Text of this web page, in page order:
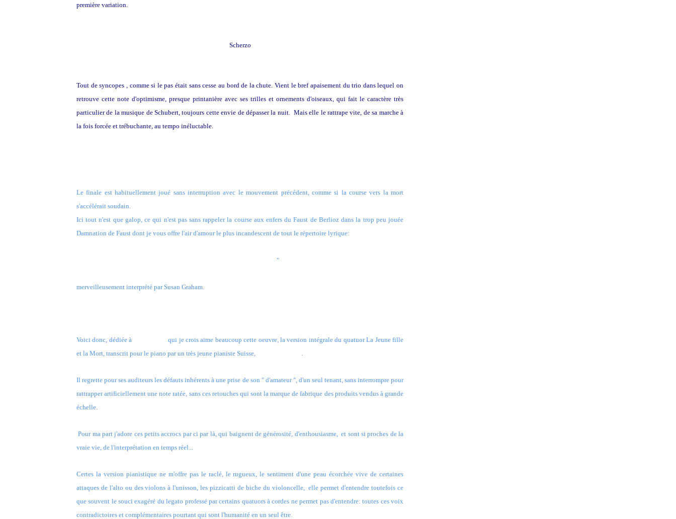
première variation.
Scherzo
Tout de syncopes , comme si le pas était sans cesse au bord de la chute. Vient le bref apaisement du trio dans lequel on
retrouve cette note d'optimisme, presque printanière avec ses trilles et ornements d'oiseaux, qui fait le caractère très
particulier de la musique de Schubert, toujours cette envie de dépasser la nuit. Mais elle le rattrape vite, de sa marche à
la fois forcée et trébuchante, au tempo inéluctable.
Le finale est habituellement joué sans interruption avec le mouvement précédent, comme si la course vers la mort
s'accélérait soudain.
Ici tout n'est que galop, ce qui n'est pas sans rappeler la course aux enfers du Faust de Berlioz dans la trop peu jouée
Damnation de Faust dont je vous offre l'air d'amour le plus incandescent de tout le répertoire lyrique:
"
merveilleusement interprété par Susan Graham.
Voici donc, dédiée à
qui je crois aime beaucoup cette oeuvre, la version intégrale du quatuor La Jeune fille
et la Mort, transcrit pour le piano par un très jeune pianiste Suisse,
Il regrette pour ses auditeurs les défauts inhérents à une prise de son " d'amateur ", d'un seul tenant, sans interrompre pour
rattrapper artificiellement une note ratée, sans ces retouches qui sont la marque de fabrique des produits vendus à grande
échelle.
Pour ma part j'adore ces petits accrocs par ci par là, qui baignent de générosité, d'enthousiasme, et sont si proches de la
vraie vie, de l'interprétation en temps réel...
Certes la version pianistique ne m'offre pas le raclé, le rugueux, le sentiment d'une peau écorchée vive de certaines
attaques de l'alto ou des violons à l'unisson, les pizzicatti de biche du violoncelle, elle permet d'entendre toutefois ce
que souvent le souci exagéré du legato professé par certains quatuors à cordes ne permet pas d'entendre: toutes ces voix
contradictoires et complémentaires pourtant qui sont l'humanité en un seul être.